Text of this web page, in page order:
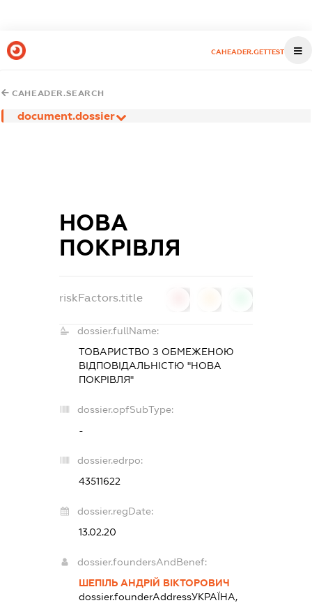
CAHEADER.GETTEST
CAHEADER.SEARCH
document.dossier
НОВА
ПОКРІВЛЯ
riskFactors.title
dossier.fullName:
ТОВАРИСТВО З ОБМЕЖЕНОЮ
ВІДПОВІДАЛЬНІСТЮ "НОВА
ПОКРІВЛЯ"
dossier.opfSubType:
-
dossier.edrpo:
43511622
dossier.regDate:
13.02.20
dossier.foundersAndBenef:
ШЕПІЛЬ АНДРІЙ ВІКТОРОВИЧ
dossier.founderAddressУКРАЇНА,